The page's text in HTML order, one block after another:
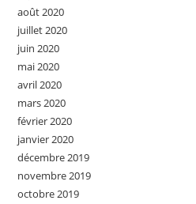
août 2020
juillet 2020
juin 2020
mai 2020
avril 2020
mars 2020
février 2020
janvier 2020
décembre 2019
novembre 2019
octobre 2019